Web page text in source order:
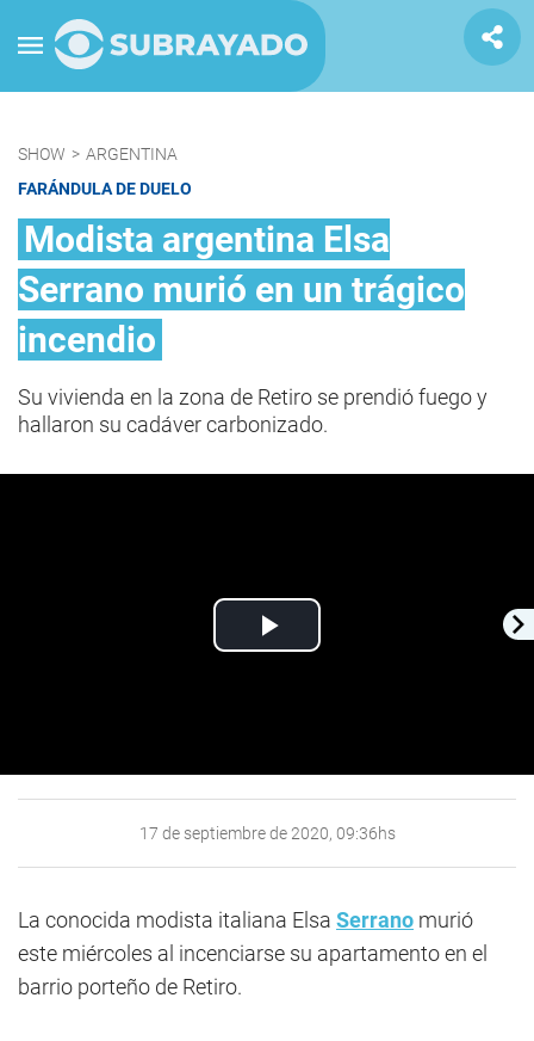
SHOW > ARGENTINA
FARÁNDULA DE DUELO
Modista argentina Elsa
Serrano murió en un trágico
incendio
Su vivienda en la zona de Retiro se prendió fuego y
hallaron su cadáver carbonizado.
Play
17 de septiembre de 2020, 09:36hs
La conocida modista italiana Elsa Serrano murió
este miércoles al incenciarse su apartamento en el
barrio porteño de Retiro.